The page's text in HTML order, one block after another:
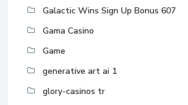
Galactic Wins Sign Up Bonus 607
Gama Casino
Game
generative art ai 1
glory-casinos tr